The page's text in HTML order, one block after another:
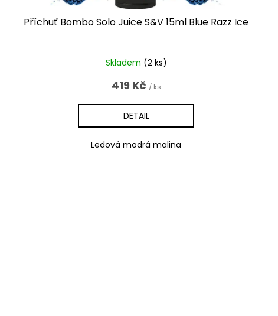
Příchuť Bombo Solo Juice S&V 15ml Blue Razz Ice
Skladem (2 ks)
419 Kč / ks
DETAIL
Ledová modrá malina